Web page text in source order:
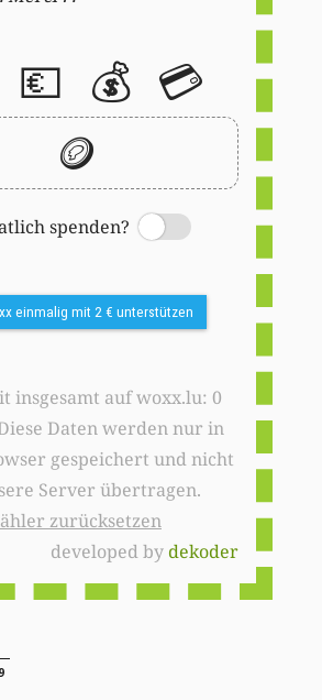
💶 💰 💳
🪙
spenden?
Switch
einmalig mit 2 € unterstützen
insgesamt auf woxx.lu: 0
Daten werden nur in
gespeichert und nicht
Server übertragen.
zurücksetzen
developed bydekoder